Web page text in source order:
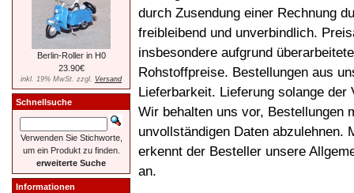
durch Zusendung einer Rechnung
freibleibend und unverbindlich.
insbesondere aufgrund
Rohstoffpreise. Bestellungen aus
Lieferbarkeit. Lieferung solange der
Wir behalten uns vor, Bestellungen
unvollständigen Daten abzulehnen.
erkennt der Besteller unsere
an.
Berlin-Roller in H0
23.90€
inkl. 19% MwSt. zzgl. Versand
Schnellsuche
Verwenden Sie Stichworte,
um ein Produkt zu finden.
erweiterte Suche
Informationen